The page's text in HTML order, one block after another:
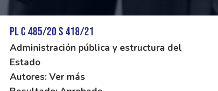
PL C 485/20 S 418/21
Administración pública y estructura del
Estado
Autores: Ver más